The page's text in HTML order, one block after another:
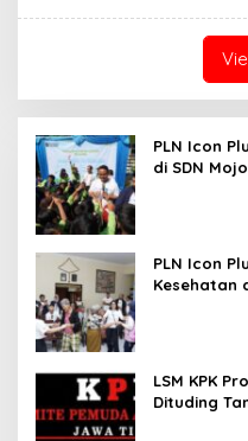
PLN Icon
di SDN
PLN Icon
Kesehatan
LSM KPK
Dituding